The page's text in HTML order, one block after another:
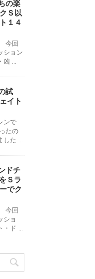
の楽
Ｓ以
１４
今回
ション
凶 ...
試
イト
ンで
たの
した ...
ドチ
Ｓラ
でク
今回
ショ
・ド ...